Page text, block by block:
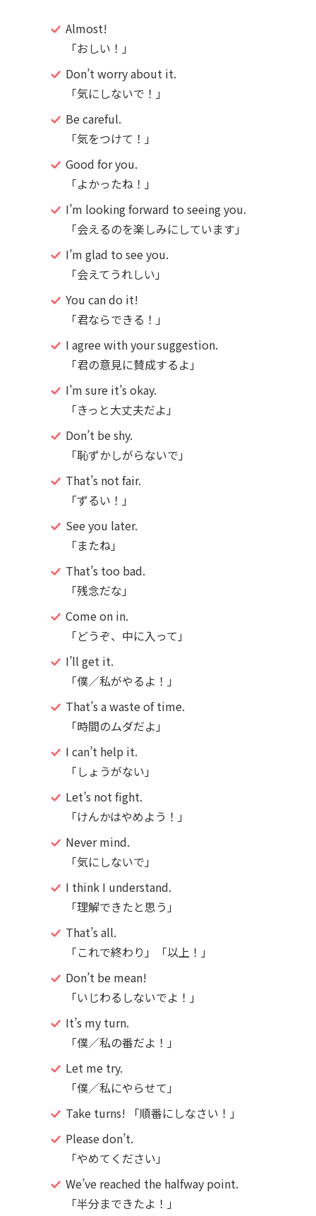
Almost!
「おしい！」
Don’t worry about it.
「気にしないで！」
Be careful.
「気をつけて！」
Good for you.
「よかったね！」
I’m looking forward to seeing you.
「会えるのを楽しみにしています」
I’m glad to see you.
「会えてうれしい」
You can do it!
「君ならできる！」
I agree with your suggestion.
「君の意見に賛成するよ」
I’m sure it’s okay.
「きっと大丈夫だよ」
Don’t be shy.
「恥ずかしがらないで」
That’s not fair.
「ずるい！」
See you later.
「またね」
That’s too bad.
「残念だな」
Come on in.
「どうぞ、中に入って」
I’ll get it.
「僕／私がやるよ！」
That’s a waste of time.
「時間のムダだよ」
I can’t help it.
「しょうがない」
Let’s not fight.
「けんかはやめよう！」
Never mind.
「気にしないで」
I think I understand.
「理解できたと思う」
That’s all.
「これで終わり」「以上！」
Don’t be mean!
「いじわるしないでよ！」
It’s my turn.
「僕／私の番だよ！」
Let me try.
「僕／私にやらせて」
Take turns! 「順番にしなさい！」
Please don’t.
「やめてください」
We’ve reached the halfway point.
「半分まできたよ！」